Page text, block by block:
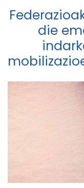
die